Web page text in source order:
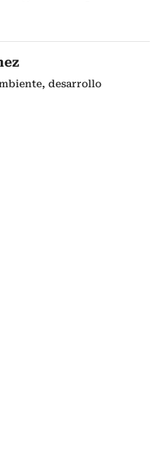
desarrollo